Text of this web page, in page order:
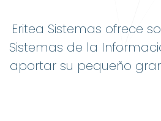
Eritea Sistemas ofrece
Sistemas de la
aportar su pequeño